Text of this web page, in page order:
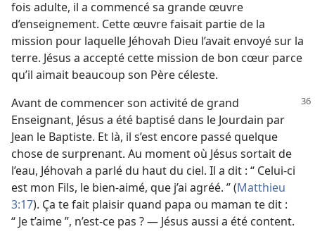
fois adulte, il a commencé sa grande œuvre
d’enseignement. Cette œuvre faisait partie de la
mission pour laquelle Jéhovah Dieu l’avait envoyé sur la
terre. Jésus a accepté cette mission de bon cœur parce
qu’il aimait beaucoup son Père céleste.
Avant de commencer son activité de grand
Enseignant, Jésus a été baptisé dans le Jourdain par
Jean le Baptiste. Et là, il s’est encore passé quelque
chose de surprenant. Au moment où Jésus sortait de
l’eau, Jéhovah a parlé du haut du ciel. Il a dit : “ Celui-ci
est mon Fils, le bien-aimé, que j’ai agréé. ” (Matthieu
3:17). Ça te fait plaisir quand papa ou maman te dit :
“ Je t’aime ”, n’est-​ce pas ? — Jésus aussi a été content.